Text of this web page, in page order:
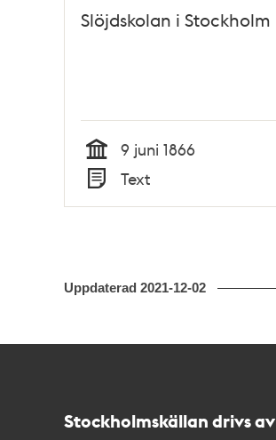
Slöjdskolan i Stockholm
Tid
9 juni 1866
Typ
Text
Uppdaterad 2021-12-02
Stockholmskällan drivs av